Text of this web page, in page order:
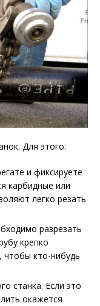
Для этого:
и фиксируете
карбидные или
легко резать
разрезать
крепко
чтобы кто-нибудь
станка. Если это
окажется